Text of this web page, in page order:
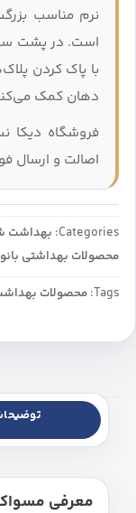
نرم مناسب
است. در پشت
با پاک کردن
دهان کمک
فروشگاه دیکا
اصالت و ارسال
Categories: بهداشت
محصولات بهداشتی
Tags: محصولات